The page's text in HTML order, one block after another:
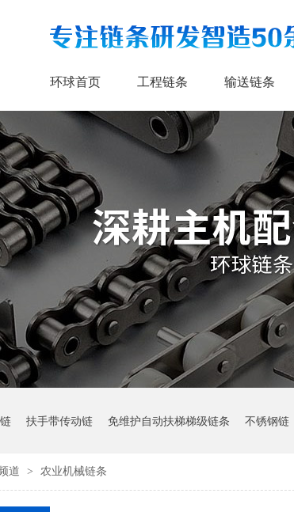
环球首页 工程链条 输送链条
扶手带传动链 免维护自动扶梯梯级链条 不锈钢链
道 > 农业机械链条